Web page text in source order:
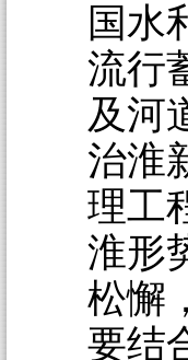
国水
流行
及河
治淮
理工
淮形
松懈
要结